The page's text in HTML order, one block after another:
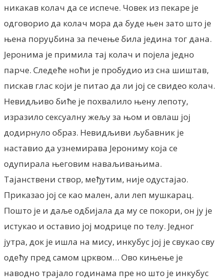
никакав колач да се испече. Човек из пекаре је
одговорио да колач мора да буде њен зато што је
њена поруџбина за печење била једина тог дана.
Јеронима је примила тај колач и појела једно
парче. Следеће ноћи је пробудио из сна шиштав,
пискав глас који је питао да ли јој се свидео колач.
Невидљиво биће је похвалило њену лепоту,
изразило сексуалну жељу за њом и овлаш јој
додирнуло образ. Невидљиви љубавник је
наставио да узнемирава Јерониму која се
одупирала његовим наваљивањима.
Тајанствени створ, међутим, није одустајао.
Приказао јој се као мален, али леп мушкарац.
Пошто је и даље одбијала да му се покори, он ју је
истукао и оставио јој модрице по телу. Једног
јутра, док је ишла на мису, инкубус јој је свукао сву
одећу пред самом црквом… Ово кињење је
наводно трајало годинама пре но што је инкубус